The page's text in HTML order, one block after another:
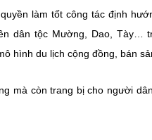
làm tốt công tác định
dân tộc Mường, Dao, Tày…
hình du lịch cộng đồng, bán
mà còn trang bị cho người